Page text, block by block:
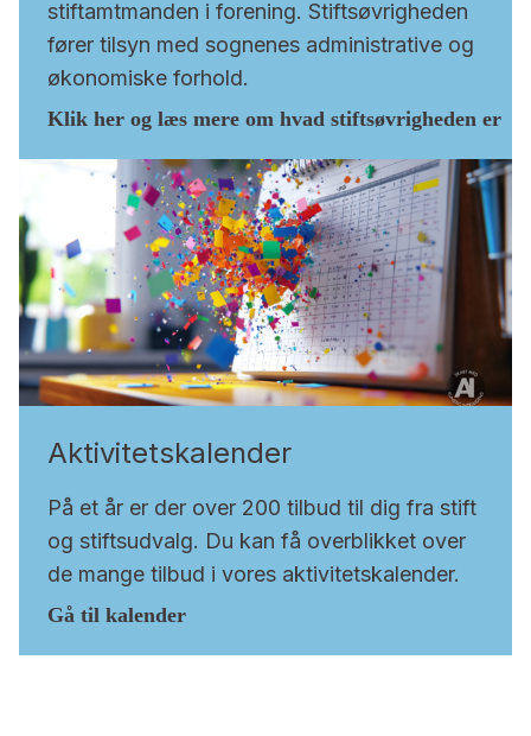
stiftamtmanden i forening. Stiftsøvrigheden
fører tilsyn med sognenes administrative og
økonomiske forhold.
Klik her og læs mere om hvad stiftsøvrigheden er
Aktivitetskalender
På et år er der over 200 tilbud til dig fra stift
og stiftsudvalg. Du kan få overblikket over
de mange tilbud i vores aktivitetskalender.
Gå til kalender